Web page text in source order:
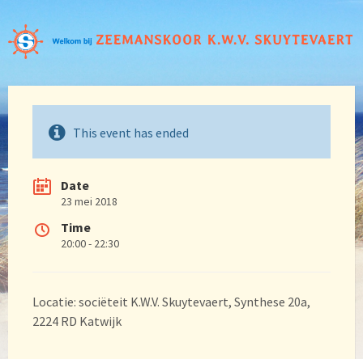
This event has ended
Date
23 mei 2018
Time
20:00 - 22:30
Locatie: sociëteit K.W.V. Skuytevaert, Synthese 20a,
2224 RD Katwijk